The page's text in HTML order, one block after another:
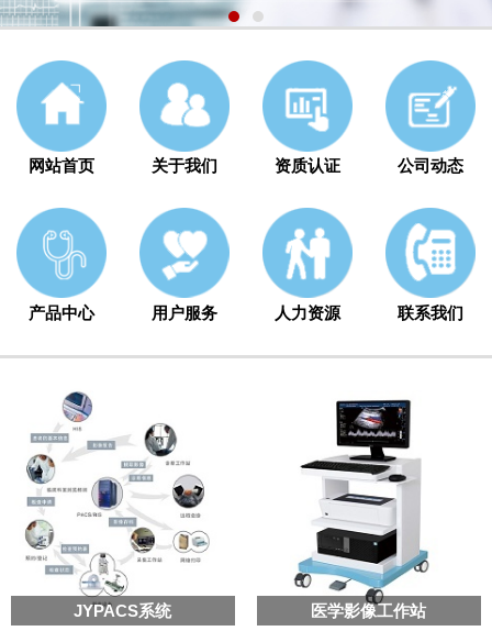
网站首页 关于我们 资质认证 公司动态
产品中心 用户服务 人力资源 联系我们
JYPACS系统 医学影像工作站